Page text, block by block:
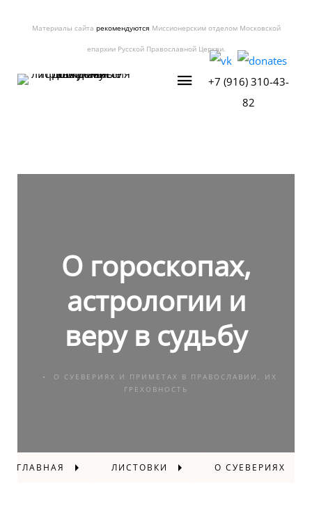
Материалы сайта рекомендуются Миссионерским отделом Московской
епархии Русской Православной Церкви.
+7 (916) 310-43-
82
О гороскопах,
астрологии и
веру в судьбу
О СУЕВЕРИЯХ И ПРИМЕТАХ В ПРАВОСЛАВИИ, ИХ
ГРЕХОВНОСТЬ
ГЛАВНАЯ ЛИСТОВКИ О СУЕВЕРИЯХ